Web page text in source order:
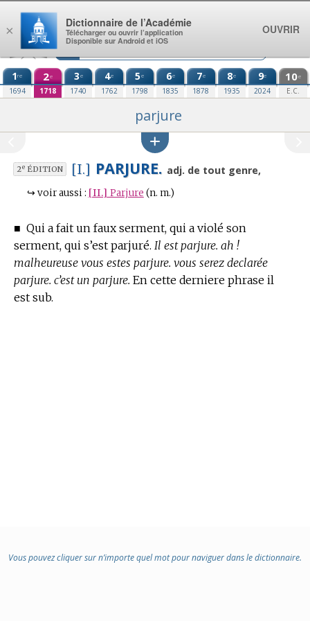
Aller au contenu
1re
1694
2e
1718
3e
1740
4e
1762
5e
1798
6e
1835
7e
1878
8e
1935
9e
2024
10e
E.C.
parjure
2eÉDITION [I.] PARJURE. adj. de tout genre,
↪ voir aussi : [II.] Parjure (n. m.)
■ Qui a fait un faux serment, qui a violé son
serment, qui s’est parjuré. Il est parjure. ah !
malheureuse vous estes parjure. vous serez declarée
parjure. c’est un parjure. En cette derniere phrase il
est sub.
Vous pouvez cliquer sur n’importe quel mot pour naviguer dans le dictionnaire.
×
Dictionnaire de l’Académie
Télécharger ou ouvrir l’application
Disponible sur Android et iOS
OUVRIR